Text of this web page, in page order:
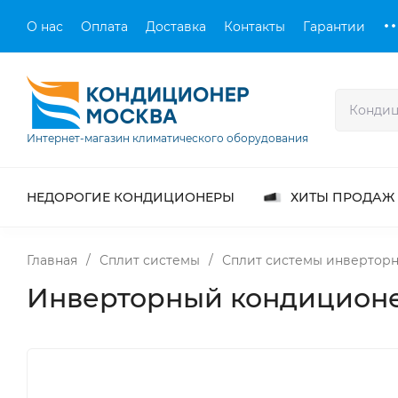
О нас Оплата Доставка Контакты Гарантии
Интернет-магазин климатического оборудования
НЕДОРОГИЕ КОНДИЦИОНЕРЫ ХИТЫ ПРОДАЖ
Главная / Сплит системы / Сплит системы
Инверторный